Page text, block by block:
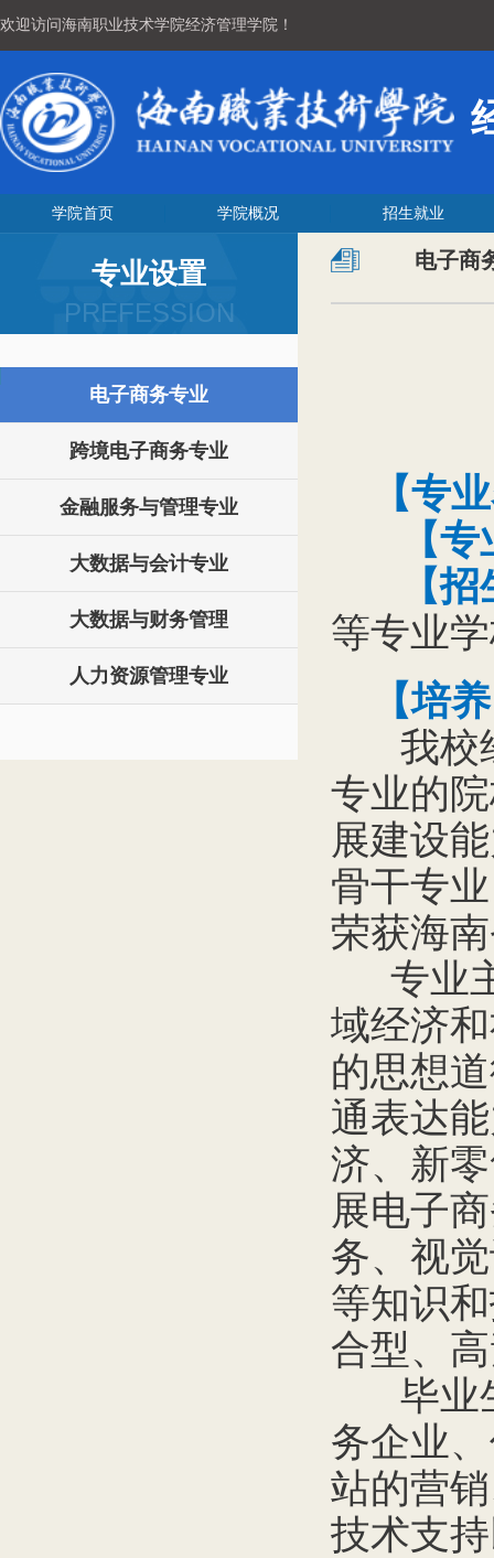
欢迎访问海南职业技术学院经济管理学院！
学院首页 学院概况 招生就业
专业设置
PREFESSION
电子商务专业
跨境电子商务专业
金融服务与管理专业
大数据与会计专业
大数据与财务管理
人力资源管理专业
电子商
【专
【专
【招
等专业
【培
我校
专业的
展建设
骨干专
荣获海
专业主
域经济
的思想
通表达
济、新
展电子
务、视
等知识
合型、
毕业生
务企业
站的营
技术支